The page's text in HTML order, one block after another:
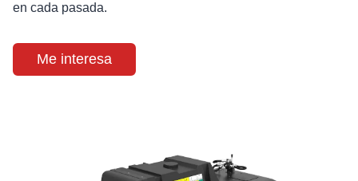
en cada pasada.
Me interesa